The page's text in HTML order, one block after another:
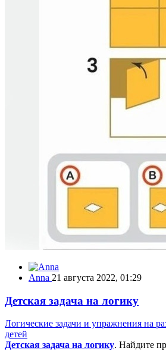
Anna 21 августа 2022, 01:29
Детская задача на логику
Логические задачи и упражнения на
детей
Детская задача на логику. Найдите